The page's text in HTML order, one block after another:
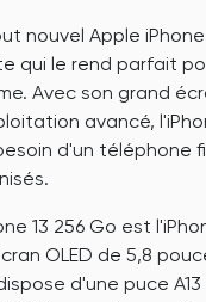
nouvel Apple
qui le rend parfait
Avec son grand
avancé,
d'un téléphone
13 256 Go est
OLED de 5,8
dispose d'une puce